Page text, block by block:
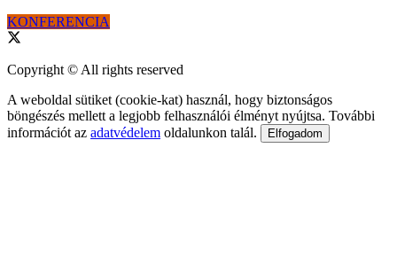
KONFERENCIA
Copyright © All rights reserved
A weboldal sütiket (cookie-kat) használ, hogy biztonságos
böngészés mellett a legjobb felhasználói élményt nyújtsa. További
információt az adatvédelem oldalunkon talál. Elfogadom